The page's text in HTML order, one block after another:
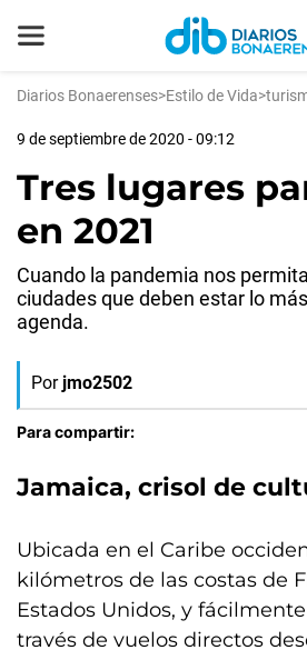
Diarios Bonaerenses>Estilo de Vida>
9 de septiembre de 2020 - 09:12
Tres lugares
en 2021
Cuando la pandemia nos
ciudades que deben estar lo
agenda.
Por jmo2502
Para compartir:
Jamaica, crisol de
Ubicada en el Caribe
kilómetros de las costas de
Estados Unidos, y
través de vuelos directos